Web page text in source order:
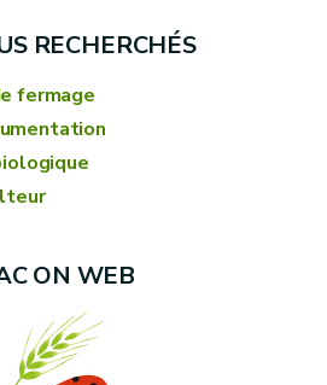
RECHERCHÉS
fermage
ON WEB